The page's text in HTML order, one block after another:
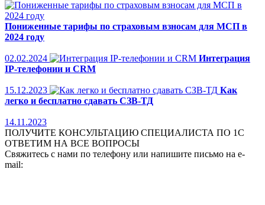
Пониженные тарифы по страховым взносам для МСП в
2024 году
02.02.2024
Интеграция
IP-телефонии и CRM
15.12.2023
Как
легко и бесплатно сдавать СЗВ-ТД
14.11.2023
ПОЛУЧИТЕ КОНСУЛЬТАЦИЮ СПЕЦИАЛИСТА ПО 1С
ОТВЕТИМ НА ВСЕ ВОПРОСЫ
Свяжитесь с нами по телефону или напишите письмо на e-
mail: